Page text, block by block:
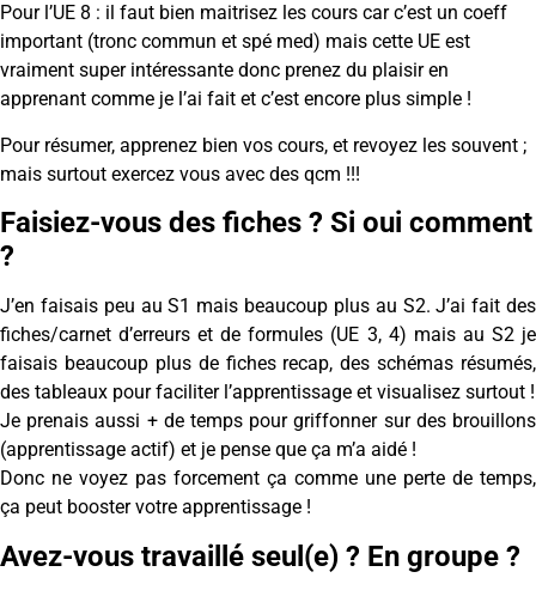
Pour l’UE 8 : il faut bien maitrisez les cours car c’est un coeff
important (tronc commun et spé med) mais cette UE est
vraiment super intéressante donc prenez du plaisir en
apprenant comme je l’ai fait et c’est encore plus simple !
Pour résumer, apprenez bien vos cours, et revoyez les souvent ;
mais surtout exercez vous avec des qcm !!!
Faisiez-vous des fiches ? Si oui comment
?
J’en faisais peu au S1 mais beaucoup plus au S2. J’ai fait des
fiches/carnet d’erreurs et de formules (UE 3, 4) mais au S2 je
faisais beaucoup plus de fiches recap, des schémas résumés,
des tableaux pour faciliter l’apprentissage et visualisez surtout !
Je prenais aussi + de temps pour griffonner sur des brouillons
(apprentissage actif) et je pense que ça m’a aidé !
Donc ne voyez pas forcement ça comme une perte de temps,
ça peut booster votre apprentissage !
Avez-vous travaillé seul(e) ? En groupe ?